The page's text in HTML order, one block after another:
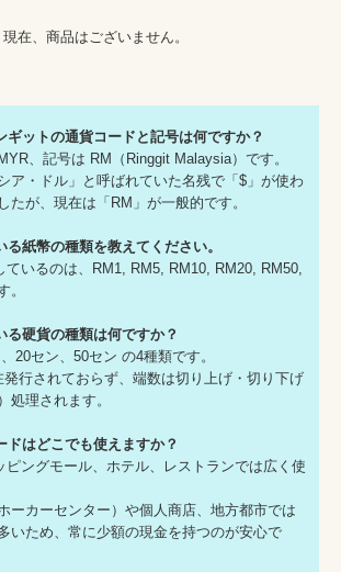
現在、商品はございません。
ギットの通貨コードと記号は何ですか？
、記号は RM（Ringgit Malaysia）です。
ア・ドル」と呼ばれていた名残で「$」が使わ
たが、現在は「RM」が一般的です。
紙幣の種類を教えてください。
いるのは、RM1, RM5, RM10, RM20, RM50,
。
る硬貨の種類は何ですか？
20セン、50セン の4種類です。
行されておらず、端数は切り上げ・切り下げ
処理されます。
ドはどこでも使えますか？
ピングモール、ホテル、レストランでは広く使
ーカーセンター）や個人商店、地方都市では
いため、常に少額の現金を持つのが安心で